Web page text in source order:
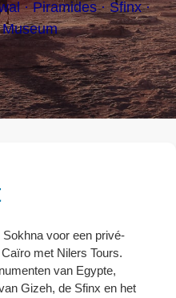
· Piramides · Sfinx ·
voor een privé-
met Nilers Tours.
van Egypte,
Gizeh, de Sfinx en het